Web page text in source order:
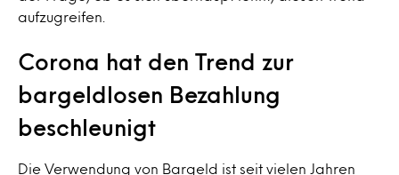
aufzugreifen.
Corona hat den Trend zur
bargeldlosen Bezahlung
beschleunigt
Die Verwendung von Bargeld ist seit vielen Jahren